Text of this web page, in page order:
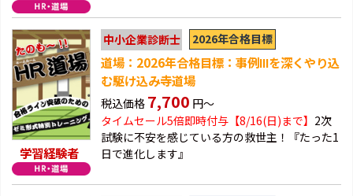
学習経験者
中小企業診断士 2026年合格目標
道場：2026年合格目標：事例Ⅲを深くやり込
む駆け込み寺道場
税込価格 7,700 円～
タイムセール5倍即時付与【8/16(日)まで】 2次
試験に不安を感じている方の救世主！『たった1
日で進化します』